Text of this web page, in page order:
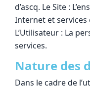
d’ascq. Le Site :
Internet et services
L’Utilisateur : La
services.
Nature des
Dans le cadre de